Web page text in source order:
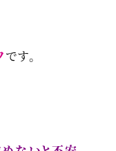
です。